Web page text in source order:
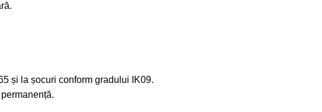
și la șocuri conform gradului IK09.